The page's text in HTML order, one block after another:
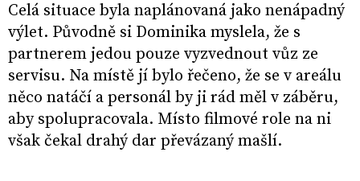
Celá situace byla naplánovaná jako nenápadný
výlet. Původně si Dominika myslela, že s
partnerem jedou pouze vyzvednout vůz ze
servisu. Na místě jí bylo řečeno, že se v areálu
něco natáčí a personál by ji rád měl v záběru,
aby spolupracovala. Místo filmové role na ni
však čekal drahý dar převázaný mašlí.